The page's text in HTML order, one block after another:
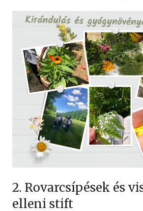
2. Rovarcsípések és
elleni stift